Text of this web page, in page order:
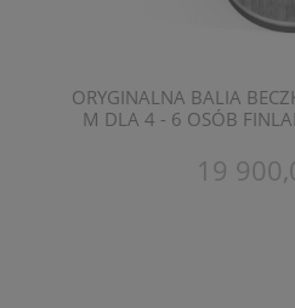
ORYGINALNA BALIA
M DLA 4 - 6 OSÓB
19